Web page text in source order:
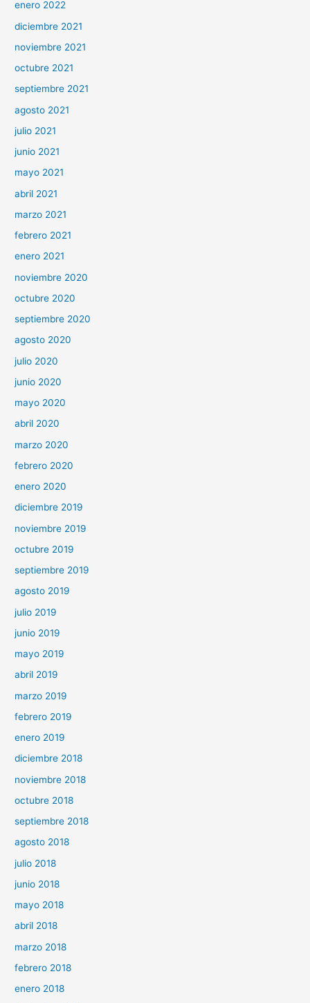
enero 2022
diciembre 2021
noviembre 2021
octubre 2021
septiembre 2021
agosto 2021
julio 2021
junio 2021
mayo 2021
abril 2021
marzo 2021
febrero 2021
enero 2021
noviembre 2020
octubre 2020
septiembre 2020
agosto 2020
julio 2020
junio 2020
mayo 2020
abril 2020
marzo 2020
febrero 2020
enero 2020
diciembre 2019
noviembre 2019
octubre 2019
septiembre 2019
agosto 2019
julio 2019
junio 2019
mayo 2019
abril 2019
marzo 2019
febrero 2019
enero 2019
diciembre 2018
noviembre 2018
octubre 2018
septiembre 2018
agosto 2018
julio 2018
junio 2018
mayo 2018
abril 2018
marzo 2018
febrero 2018
enero 2018